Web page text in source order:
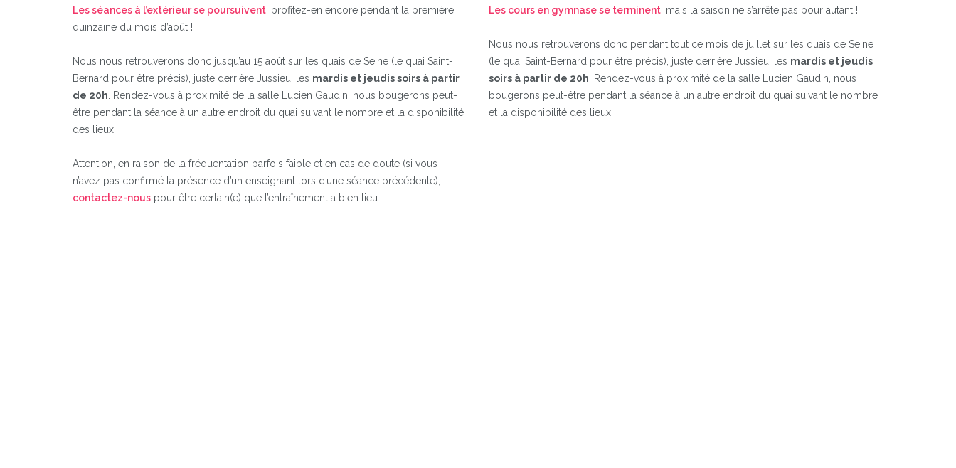
Les séances à l’extérieur se poursuivent , profitez-en encore pendant la première
quinzaine du mois d’août !
Nous nous retrouverons donc jusqu’au 15 août sur les quais de Seine (le quai Saint-
Bernard pour être précis), juste derrière Jussieu, les mardis et jeudis soirs à partir
de 20h . Rendez-vous à proximité de la salle Lucien Gaudin, nous bougerons peut-
être pendant la séance à un autre endroit du quai suivant le nombre et la disponibilité
des lieux.
Attention, en raison de la fréquentation parfois faible et en cas de doute (si vous
n’avez pas confirmé la présence d’un enseignant lors d’une séance précédente),
contactez-nous pour être certain(e) que l’entraînement a bien lieu.
Les cours en gymnase se terminent , mais la saison ne s’arrête pas pour autant !
Nous nous retrouverons donc pendant tout ce mois de juillet sur les quais de Seine
(le quai Saint-Bernard pour être précis), juste derrière Jussieu, les mardis et jeudis
soirs à partir de 20h . Rendez-vous à proximité de la salle Lucien Gaudin, nous
bougerons peut-être pendant la séance à un autre endroit du quai suivant le nombre
et la disponibilité des lieux.